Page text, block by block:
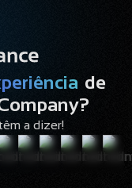
de
a dizer!